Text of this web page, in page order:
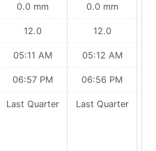
0.0 mm
12.0
05:11 AM
06:57 PM
Last Quarter
0.0 mm
12.0
05:12 AM
06:56 PM
Last Quarter